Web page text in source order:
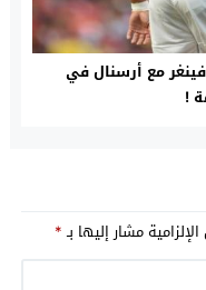
مع أرسنال في
!
مشار إليها بـ*